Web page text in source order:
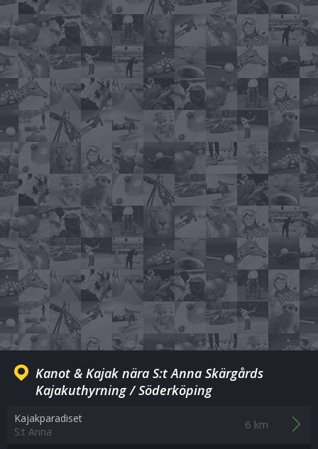
Kanot & Kajak nära S:t Anna Skärgårds
Kajakuthyrning / Söderköping
Kajakparadiset
S:t Anna
6 km